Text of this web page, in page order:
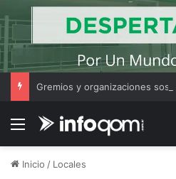
Menú
Inicio / Locales